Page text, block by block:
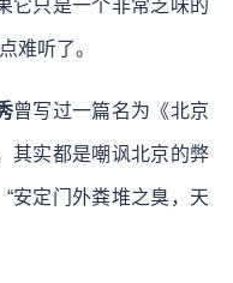
它只是一个非常乏味的
难听了。
曾写过一篇名为《北京
其实都是嘲讽北京的弊
安定门外粪堆之臭，天